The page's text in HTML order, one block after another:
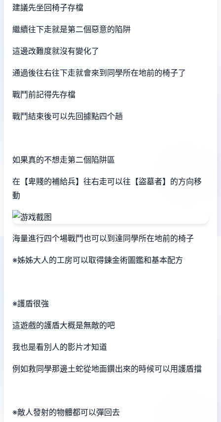
建議先坐回椅子存檔
繼續往下走就是第二個惡意的陷阱
這邊改難度就沒有變化了
通過後往右往下走就會來到同學所在地前的椅子了
戰鬥前記得先存檔
戰鬥結束後可以先回據點四个趟
如果真的不想走第二個陷阱區
在【卑賤的補給兵】往右走可以往【盜墓者】的方向移
動
海量進行四个場戰鬥也可以到達同學所在地前的椅子
※姊姊大人的工房可以取得鍊金術圖鑑和基本配方
※護盾很強
這遊戲的護盾大概是無敵的吧
我也是看別人的影片才知道
例如救同學那邊土蛇從地面鑽出來的時候可以用護盾擋
※敵人發射的物體都可以彈回去